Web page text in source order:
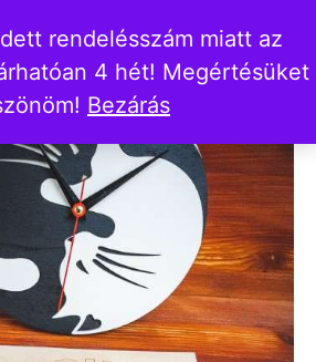
rendelésszám miatt az
4 hét! Megértésüket
Bezárás